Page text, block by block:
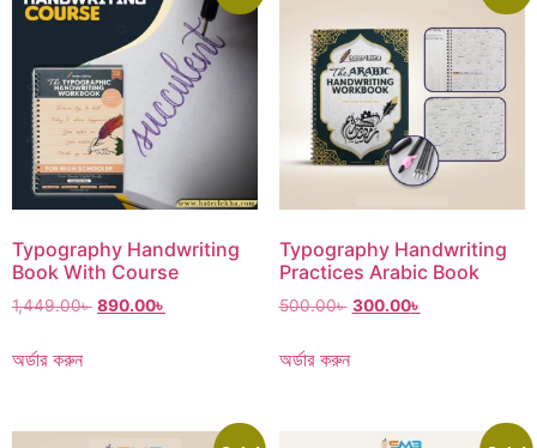
Typography Handwriting
Book With Course
1,449.00৳ 890.00৳
অর্ডার করুন
Typography Handwriting
Practices Arabic Book
500.00৳ 300.00৳
অর্ডার করুন